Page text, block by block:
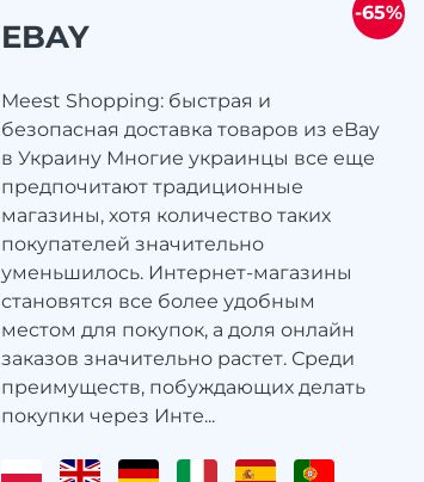
EBAY
Meest Shopping: быстрая и
безопасная доставка товаров из eBay
в Украину Многие украинцы все еще
предпочитают традиционные
магазины, хотя количество таких
покупателей значительно
уменьшилось. Интернет-магазины
становятся все более удобным
местом для покупок, а доля онлайн
заказов значительно растет. Среди
преимуществ, побуждающих делать
покупки через Инте...
-65%